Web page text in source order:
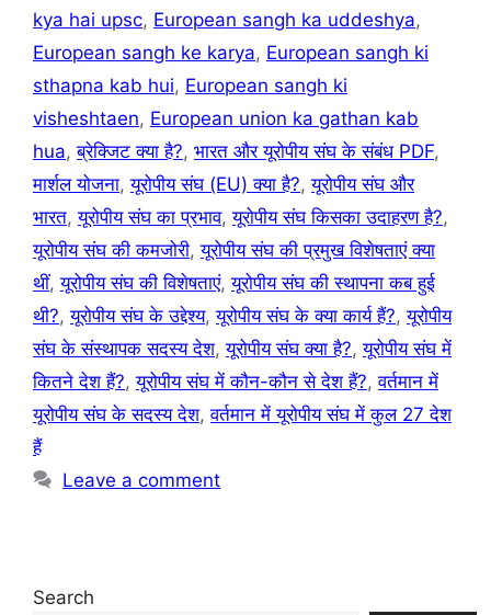
kya hai upsc, European sangh ka uddeshya,
European sangh ke karya, European sangh ki
sthapna kab hui, European sangh ki
visheshtaen, European union ka gathan kab
hua,ब्रेक्जिट क्या है?, भारत और यूरोपीय संघ के संबंध PDF,
मार्शल योजना,यूरोपीय संघ (EU) क्या है?,यूरोपीय संघ और
भारत,यूरोपीय संघ का प्रभाव,यूरोपीय संघ किसका उदाहरण है?,
यूरोपीय संघ की कमजोरी,यूरोपीय संघ की प्रमुख विशेषताएं क्या
थीं,यूरोपीय संघ की विशेषताएं,यूरोपीय संघ की स्थापना कब हुई
थी?,यूरोपीय संघ के उद्देश्य,यूरोपीय संघ के क्या कार्य हैं?,यूरोपीय
संघ के संस्थापक सदस्य देश,यूरोपीय संघ क्या है?,यूरोपीय संघ में
कितने देश हैं?,यूरोपीय संघ में कौन-कौन से देश हैं?,वर्तमान में
यूरोपीय संघ के सदस्य देश,वर्तमान में यूरोपीय संघ में कुल 27 देश
हैं
Leave a comment
Search